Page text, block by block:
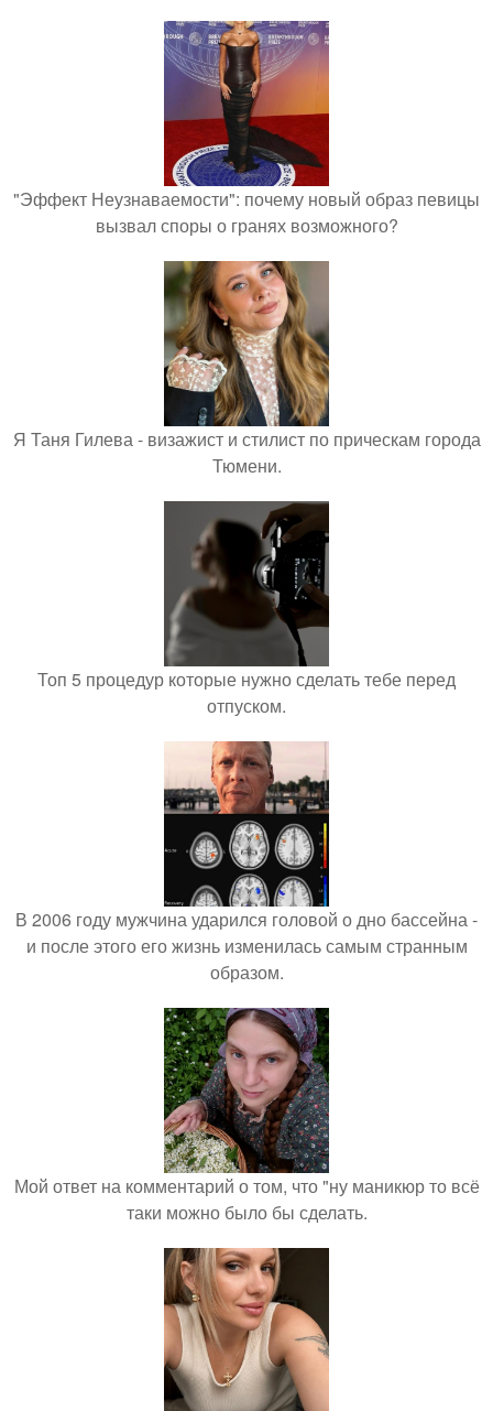
"Эффект Неузнаваемости": почему новый образ певицы
вызвал споры о гранях возможного?
Я Таня Гилева - визажист и стилист по прическам города
Тюмени.
Топ 5 процедур которые нужно сделать тебе перед
отпуском.
В 2006 году мужчина ударился головой о дно бассейна -
и после этого его жизнь изменилась самым странным
образом.
Мой ответ на комментарий о том, что "ну маникюр то всё
таки можно было бы сделать.